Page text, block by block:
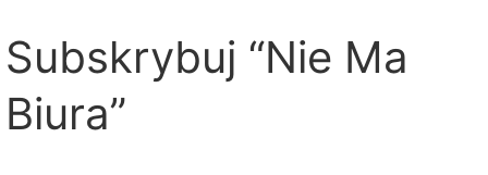
Subskrybuj “Nie Ma
Biura”